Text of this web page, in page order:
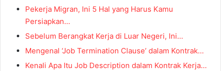
Pekerja Migran, Ini 5 Hal yang Harus Kamu
Persiapkan…
Sebelum Berangkat Kerja di Luar Negeri, Ini…
Mengenal ‘Job Termination Clause’ dalam Kontrak…
Kenali Apa Itu Job Description dalam Kontrak Kerja…